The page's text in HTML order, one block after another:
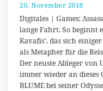
20. November 2018
3
.
N
o
v
m
b
e
Digitales | Games:
lange Fahrt. So beginnt
Kavafis‘, das sich
als Metapher für die
Der neuste Ableger von
immer wieder an dieses
BLUME bei seiner